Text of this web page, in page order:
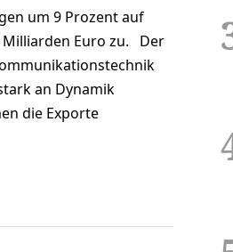
um 9 Prozent auf
Milliarden Euro zu. Der
an Dynamik
die Exporte